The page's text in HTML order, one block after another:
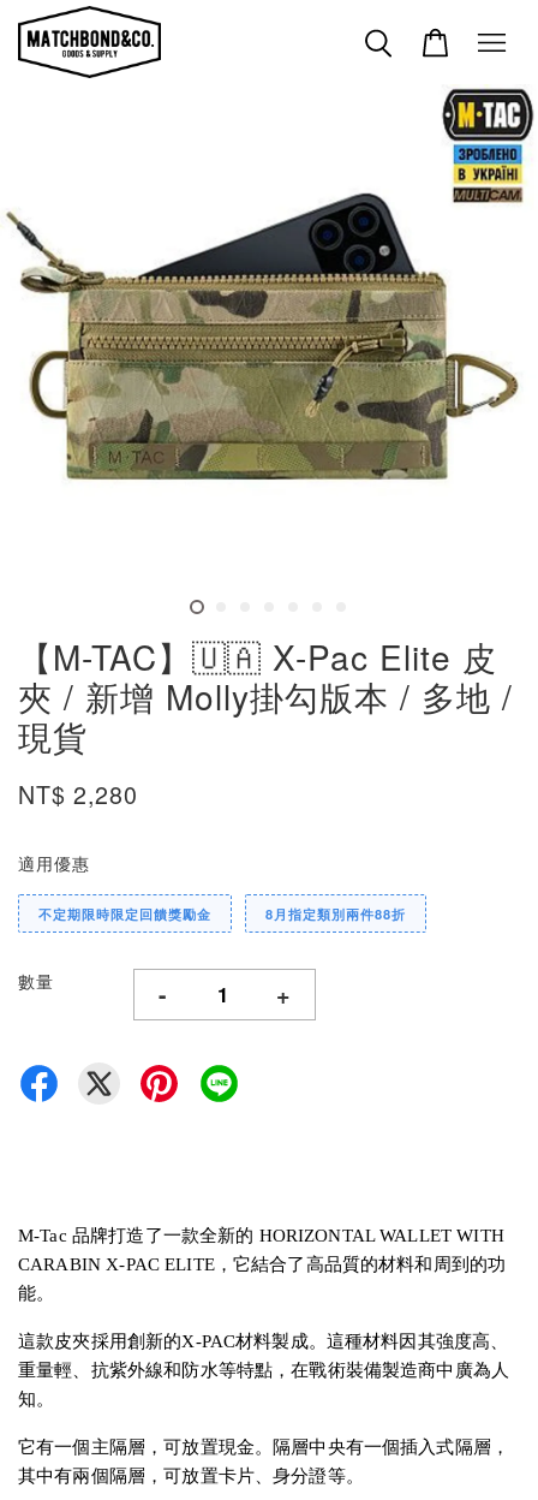
【M-TAC】🇺🇦 X-Pac Elite 皮
夾 / 新增 Molly掛勾版本 / 多地 /
現貨
NT$ 2,280
適用優惠
不定期限時限定回饋獎勵金 8月指定類別兩件88折
數量 - +
M-Tac 品牌打造了一款全新的 HORIZONTAL WALLET WITH
CARABIN X-PAC ELITE，它結合了高品質的材料和周到的功
能。
這款皮夾採用創新的X-PAC材料製成。這種材料因其強度高、
重量輕、抗紫外線和防水等特點，在戰術裝備製造商中廣為人
知。
它有一個主隔層，可放置現金。隔層中央有一個插入式隔層，
其中有兩個隔層，可放置卡片、身分證等。